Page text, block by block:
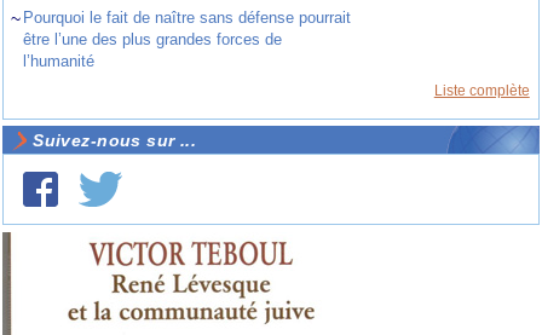
~ Pourquoi le fait de naître sans défense pourrait
être l’une des plus grandes forces de
l’humanité
Liste complète
Suivez-nous sur ...